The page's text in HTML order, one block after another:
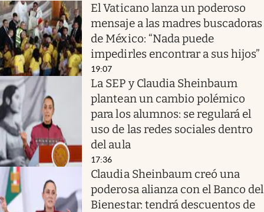
El Vaticano lanza un poderoso
mensaje a las madres buscadoras
de México: “Nada puede
impedirles encontrar a sus hijos”
19:07
La SEP y Claudia Sheinbaum
plantean un cambio polémico
para los alumnos: se regulará el
uso de las redes sociales dentro
del aula
17:36
Claudia Sheinbaum creó una
poderosa alianza con el Banco del
Bienestar: tendrá descuentos de